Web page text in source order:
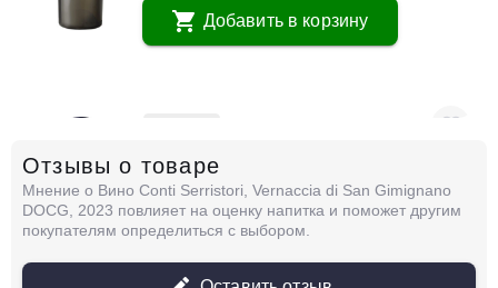
Добавить в корзину
Вино Abbona, Tistin, Roero Arneis DOCG,
2022
Италия Тоскана, Сан-Джиминьяно
Белое
Сухое
13 %
2 609 ₽
Отзывы о товаре
Мнение о Вино Conti Serristori, Vernaccia di San Gimignano
DOCG, 2023 повлияет на оценку напитка и поможет другим
покупателям определиться с выбором.